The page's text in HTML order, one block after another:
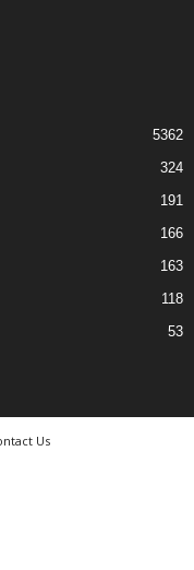
5362
324
191
166
163
118
53
Us